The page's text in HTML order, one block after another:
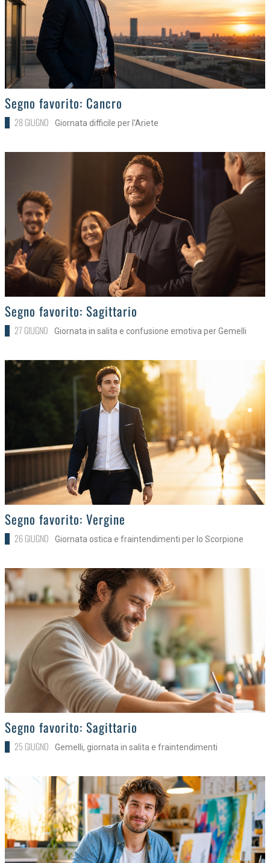
>
Segno favorito: Cancro
28 GIUGNO Giornata difficile per l'Ariete
>
Segno favorito: Sagittario
27 GIUGNO Giornata in salita e confusione emotiva per Gemelli
>
Segno favorito: Vergine
26 GIUGNO Giornata ostica e fraintendimenti per lo Scorpione
>
Segno favorito: Sagittario
25 GIUGNO Gemelli, giornata in salita e fraintendimenti